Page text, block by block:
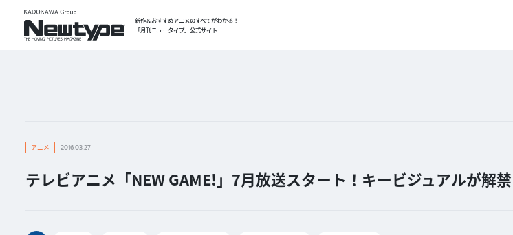
新作＆おすすめアニメのすべてがわかる！
「月刊ニュータイプ」公式サイト
アニメ 2016.03.27
テレビアニメ「NEW GAME!」7月放送スタート！キービジュアルが解禁